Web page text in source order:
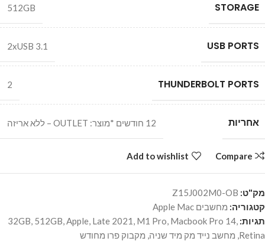
STORAGE
512GB
USB PORTS
2xUSB 3.1
THUNDERBOLT PORTS
2
אחריות 12 חודשים *מוצר: OUTLET – ללא אריזה
Compare
Add to wishlist
מק"ט: Z15J002M0-OB
קטגוריה: מחשבים Apple Mac
תגיות:
32GB, 512GB,Apple, Late 2021 , M1 Pro, Macbook Pro 14,
Retina
, מחשב נייד מק מיד שניה, מקבוק פרו מחודש